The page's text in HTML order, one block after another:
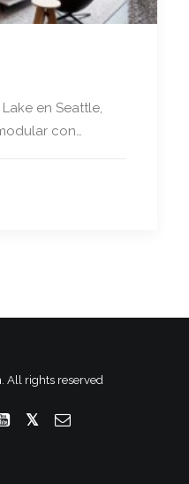
en Seattle,
con…
All rights reserved